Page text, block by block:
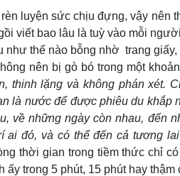
luyện sức chịu đựng, vậy nên
viết bao lâu là tuỳ vào mỗi
như thế nào bỗng nhờ trang giấy,
nên bị gò bó trong một
thinh lặng và không phán xét.
là nước để được phiêu du khắp
về những ngày còn nhau, đến
ai đó, và có thể đến cả tương
thời gian trong tiềm thức chỉ
trong 5 phút, 15 phút hay thậm